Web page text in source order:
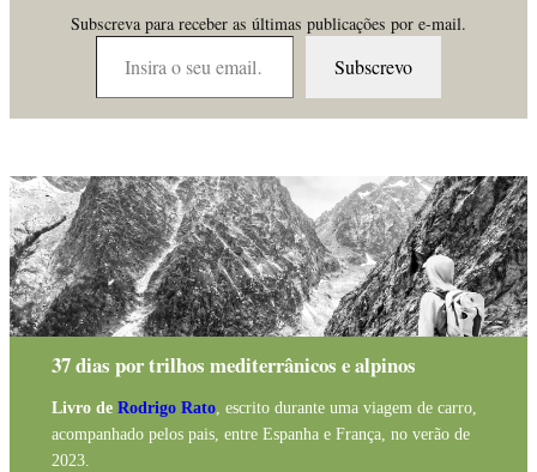
Subscreva para receber as últimas publicações por e-mail.
Insira o seu email…
Subscrevo
37 dias por trilhos mediterrânicos e alpinos
Livro de Rodrigo Rato, escrito durante uma viagem de carro,
acompanhado pelos pais, entre Espanha e França, no verão de
2023.